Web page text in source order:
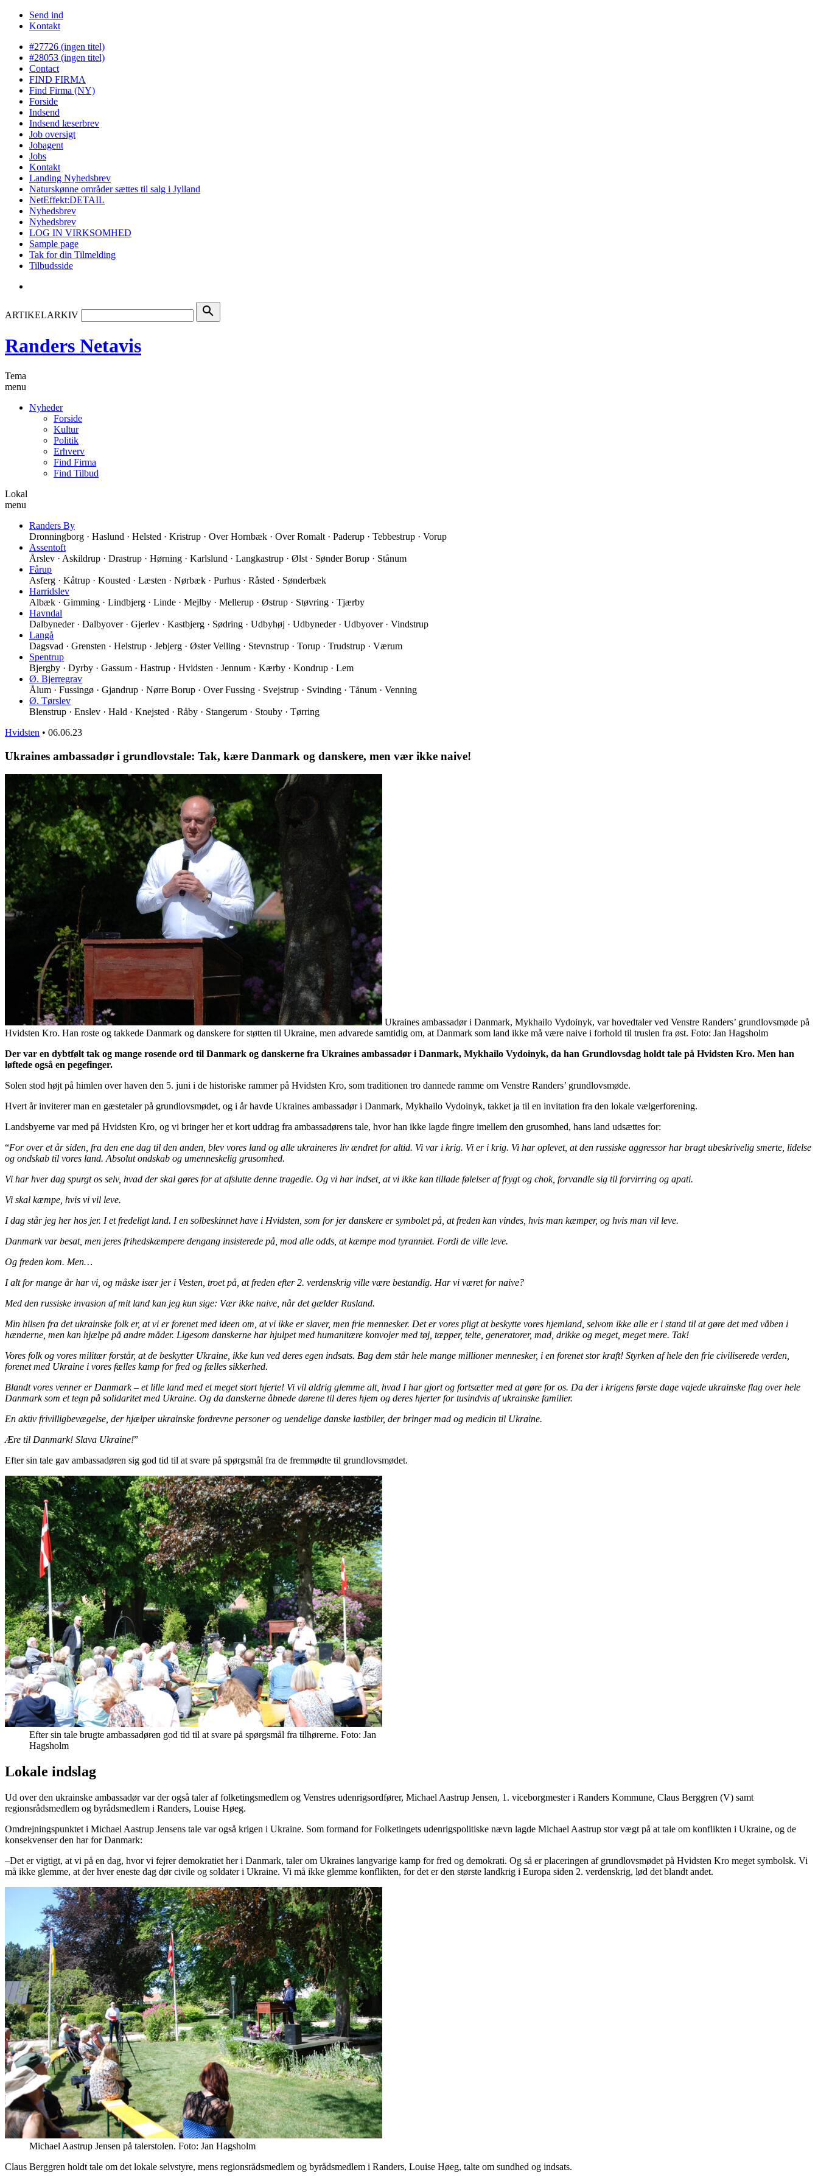
Send ind
Kontakt
#27726 (ingen titel)
#28053 (ingen titel)
Contact
FIND FIRMA
Find Firma (NY)
Forside
Indsend
Indsend læserbrev
Job oversigt
Jobagent
Jobs
Kontakt
Landing Nyhedsbrev
Naturskønne områder sættes til salg i Jylland
NetEffekt:DETAIL
Nyhedsbrev
Nyhedsbrev
LOG IN VIRKSOMHED
Sample page
Tak for din Tilmelding
Tilbudsside
ARTIKELARKIV search
Randers Netavis
Tema
menu
Nyheder
Forside
Kultur
Politik
Erhverv
Find Firma
Find Tilbud
Lokal
menu
Randers By
Dronningborg · Haslund · Helsted · Kristrup · Over Hornbæk · Over Romalt · Paderup · Tebbestrup · Vorup
Assentoft
Årslev · Askildrup · Drastrup · Hørning · Karlslund · Langkastrup · Ølst · Sønder Borup · Stånum
Fårup
Asferg · Kåtrup · Kousted · Læsten · Nørbæk · Purhus · Råsted · Sønderbæk
Harridslev
Albæk · Gimming · Lindbjerg · Linde · Mejlby · Mellerup · Østrup · Støvring · Tjærby
Havndal
Dalbyneder · Dalbyover · Gjerlev · Kastbjerg · Sødring · Udbyhøj · Udbyneder · Udbyover · Vindstrup
Langå
Dagsvad · Grensten · Helstrup · Jebjerg · Øster Velling · Stevnstrup · Torup · Trudstrup · Værum
Spentrup
Bjergby · Dyrby · Gassum · Hastrup · Hvidsten · Jennum · Kærby · Kondrup · Lem
Ø. Bjerregrav
Ålum · Fussingø · Gjandrup · Nørre Borup · Over Fussing · Svejstrup · Svinding · Tånum · Venning
Ø. Tørslev
Blenstrup · Enslev · Hald · Knejsted · Råby · Stangerum · Stouby · Tørring
Hvidsten • 06.06.23
Ukraines ambassadør i grundlovstale: Tak, kære Danmark og danskere, men vær ikke naive!
Ukraines ambassadør i Danmark, Mykhailo Vydoinyk, var hovedtaler ved Venstre Randers’ grundlovsmøde på
Hvidsten Kro. Han roste og takkede Danmark og danskere for støtten til Ukraine, men advarede samtidig om, at Danmark som land ikke må være naive i forhold til truslen fra øst. Foto: Jan Hagsholm
Der var en dybtfølt tak og mange rosende ord til Danmark og danskerne fra Ukraines ambassadør i Danmark, Mykhailo Vydoinyk, da han Grundlovsdag holdt tale på Hvidsten Kro. Men han
løftede også en pegefinger.
Solen stod højt på himlen over haven den 5. juni i de historiske rammer på Hvidsten Kro, som traditionen tro dannede ramme om Venstre Randers’ grundlovsmøde.
Hvert år inviterer man en gæstetaler på grundlovsmødet, og i år havde Ukraines ambassadør i Danmark, Mykhailo Vydoinyk, takket ja til en invitation fra den lokale vælgerforening.
Landsbyerne var med på Hvidsten Kro, og vi bringer her et kort uddrag fra ambassadørens tale, hvor han ikke lagde fingre imellem den grusomhed, hans land udsættes for:
“For over et år siden, fra den ene dag til den anden, blev vores land og alle ukraineres liv ændret for altid. Vi var i krig. Vi er i krig. Vi har oplevet, at den russiske aggressor har bragt ubeskrivelig smerte, lidelse
og ondskab til vores land. Absolut ondskab og umenneskelig grusomhed.
Vi har hver dag spurgt os selv, hvad der skal gøres for at afslutte denne tragedie. Og vi har indset, at vi ikke kan tillade følelser af frygt og chok, forvandle sig til forvirring og apati.
Vi skal kæmpe, hvis vi vil leve.
I dag står jeg her hos jer. I et fredeligt land. I en solbeskinnet have i Hvidsten, som for jer danskere er symbolet på, at freden kan vindes, hvis man kæmper, og hvis man vil leve.
Danmark var besat, men jeres frihedskæmpere dengang insisterede på, mod alle odds, at kæmpe mod tyranniet. Fordi de ville leve.
Og freden kom. Men…
I alt for mange år har vi, og måske især jer i Vesten, troet på, at freden efter 2. verdenskrig ville være bestandig. Har vi været for naive?
Med den russiske invasion af mit land kan jeg kun sige: Vær ikke naive, når det gælder Rusland.
Min hilsen fra det ukrainske folk er, at vi er forenet med ideen om, at vi ikke er slaver, men frie mennesker. Det er vores pligt at beskytte vores hjemland, selvom ikke alle er i stand til at gøre det med våben i
hænderne, men kan hjælpe på andre måder. Ligesom danskerne har hjulpet med humanitære konvojer med tøj, tæpper, telte, generatorer, mad, drikke og meget, meget mere. Tak!
Vores folk og vores militær forstår, at de beskytter Ukraine, ikke kun ved deres egen indsats. Bag dem står hele mange millioner mennesker, i en forenet stor kraft! Styrken af ​​hele den frie civiliserede verden,
forenet med Ukraine i vores fælles kamp for fred og fælles sikkerhed.
Blandt vores venner er Danmark – et lille land med et meget stort hjerte! Vi vil aldrig glemme alt, hvad I har gjort og fortsætter med at gøre for os. Da der i krigens første dage vajede ukrainske flag over hele
Danmark som et tegn på solidaritet med Ukraine. Og da danskerne åbnede dørene til deres hjem og deres hjerter for tusindvis af ukrainske familier.
En aktiv frivilligbevægelse, der hjælper ukrainske fordrevne personer og uendelige danske lastbiler, der bringer mad og medicin til Ukraine.
Ære til Danmark! Slava Ukraine!”
Efter sin tale gav ambassadøren sig god tid til at svare på spørgsmål fra de fremmødte til grundlovsmødet.
Efter sin tale brugte ambassadøren god tid til at svare på spørgsmål fra tilhørerne. Foto: Jan
Hagsholm
Lokale indslag
Ud over den ukrainske ambassadør var der også taler af folketingsmedlem og Venstres udenrigsordfører, Michael Aastrup Jensen, 1. viceborgmester i Randers Kommune, Claus Berggren (V) samt
regionsrådsmedlem og byrådsmedlem i Randers, Louise Høeg.
Omdrejningspunktet i Michael Aastrup Jensens tale var også krigen i Ukraine. Som formand for Folketingets udenrigspolitiske nævn lagde Michael Aastrup stor vægt på at tale om konflikten i Ukraine, og de
konsekvenser den har for Danmark:
–Det er vigtigt, at vi på en dag, hvor vi fejrer demokratiet her i Danmark, taler om Ukraines langvarige kamp for fred og demokrati. Og så er placeringen af grundlovsmødet på Hvidsten Kro meget symbolsk. Vi
må ikke glemme, at der hver eneste dag dør civile og soldater i Ukraine. Vi må ikke glemme konflikten, for det er den største landkrig i Europa siden 2. verdenskrig, lød det blandt andet.
Michael Aastrup Jensen på talerstolen. Foto: Jan Hagsholm
Claus Berggren holdt tale om det lokale selvstyre, mens regionsrådsmedlem og byrådsmedlem i Randers, Louise Høeg, talte om sundhed og indsats.